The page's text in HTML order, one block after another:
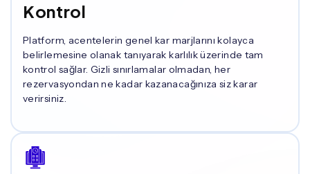
Kontrol
Platform, acentelerin genel kar marjlarını kolayca
belirlemesine olanak tanıyarak karlılık üzerinde tam
kontrol sağlar. Gizli sınırlamalar olmadan, her
rezervasyondan ne kadar kazanacağınıza siz karar
verirsiniz.